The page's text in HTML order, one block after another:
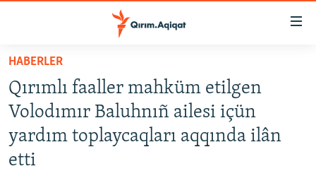
Esas
qaytmaq
Baş
navigatsiyağa
qaytmaq
Qıdıruvğa
HABERLER
SİYASET
İQTİSADİYAT
CEMİYET
HABERLER
Qırımlı faaller mahküm etilgen
Volodımır Baluhnıñ ailesi içün
yardım toplaycaqları aqqında ilân
etti